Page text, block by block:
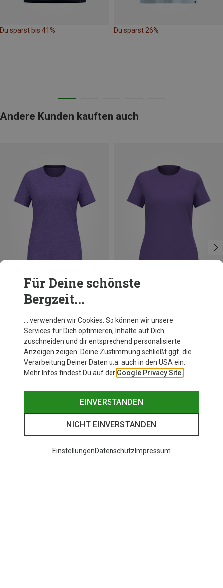
Du sparst bis 41% Du sparst 26%
Andere Kunden kauften auch
Du sparst 16%
Odlo
Damen Cardada T-Shirt
CHF 49.95
Für Deine schönste
Bergzeit...
… verwenden wir Cookies. So können wir unsere
Services für Dich optimieren, Inhalte auf Dich
zuschneiden und dir entsprechend personalisierte
Anzeigen zeigen. Deine Zustimmung schließt ggf. die
Verarbeitung Deiner Daten u.a. auch in den USA ein.
Mehr Infos findest Du auf der Google Privacy Site.
EINVERSTANDEN
NICHT EINVERSTANDEN
EinstellungenDatenschutz Impressum